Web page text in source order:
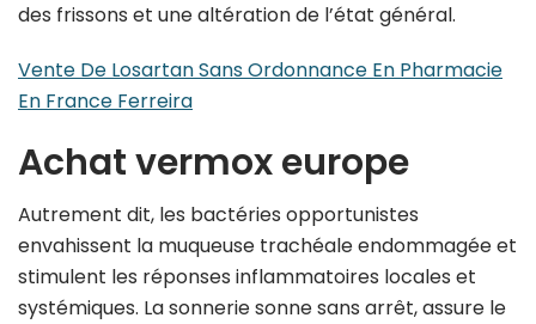
des frissons et une altération de l’état général.
Vente De Losartan Sans Ordonnance En Pharmacie
En France Ferreira
Achat vermox europe
Autrement dit, les bactéries opportunistes
envahissent la muqueuse trachéale endommagée et
stimulent les réponses inflammatoires locales et
systémiques. La sonnerie sonne sans arrêt, assure le